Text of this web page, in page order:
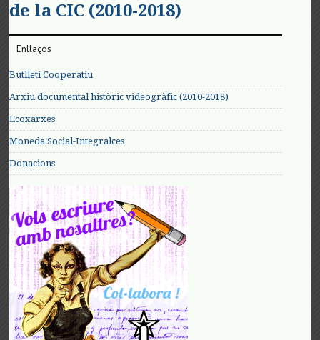
de la CIC (2010-2018)
Enllaços
Butlletí Cooperatiu
Arxiu documental històric videogràfic (2010-2018)
Ecoxarxes
Moneda Social-Integralces
Donacions